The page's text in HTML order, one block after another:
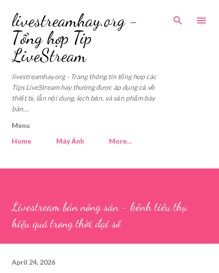
Skip to main content
livestreamhay.org -
Tổng hợp Tip
LiveStream
livestreamhay.org - Trang thông tin tổng hợp các
Tips LiveStream hay thường được áp dụng cả về
thiết bị, lẫn nội dung, kịch bản, và sản phẩm bày
bán....
Menu
Home
Máy Ảnh More…
Livestream bán nông sản - kênh tiêu thụ
hiệu quả trong thời đại số
April 24, 2026